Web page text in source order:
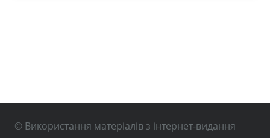
© Використання матеріалів з інтернет-видання